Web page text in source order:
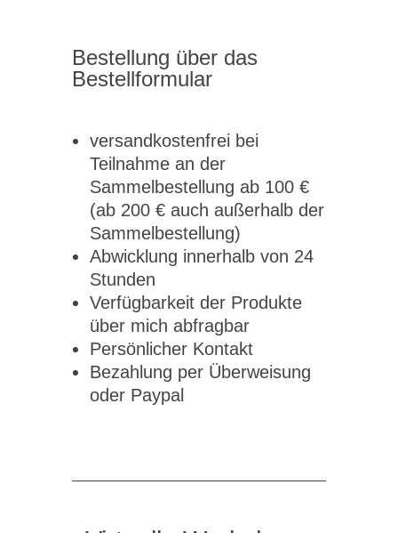
Bestellung über das
Bestellformular
versandkostenfrei bei
Teilnahme an der
Sammelbestellung ab 100 €
(ab 200 € auch außerhalb der
Sammelbestellung)
Abwicklung innerhalb von 24
Stunden
Verfügbarkeit der Produkte
über mich abfragbar
Persönlicher Kontakt
Bezahlung per Überweisung
oder Paypal